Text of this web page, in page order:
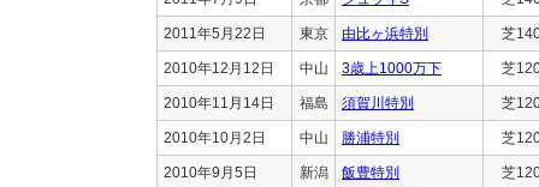
2011年5月22日 東京 由比ヶ浜特別 芝
2010年12月12日 中山 3歳上1000万下 芝
2010年11月14日 福島 須賀川特別 芝
2010年10月2日 中山 勝浦特別 芝
2010年9月5日 新潟 飯豊特別 芝